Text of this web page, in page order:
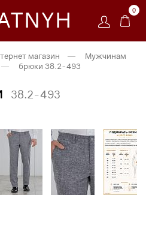
0
магазин —
Мужчинам
— брюки 38.2-493
38.2-493